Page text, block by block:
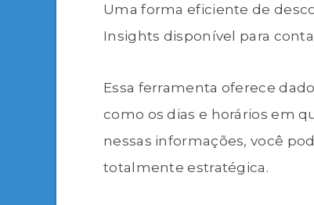
Uma forma eficiente de
Insights disponível para
Essa ferramenta oferece
como os dias e horários em
nessas informações, você
totalmente estratégica.